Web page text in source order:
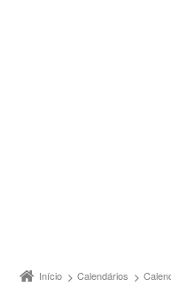
Início Calendários